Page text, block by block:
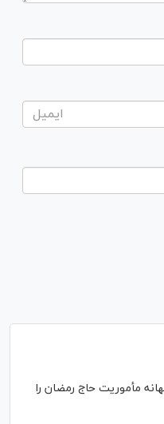
مأموریت حاج رمضان را